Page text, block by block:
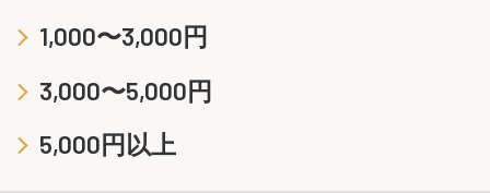
1,000〜3,000円
3,000〜5,000円
5,000円以上